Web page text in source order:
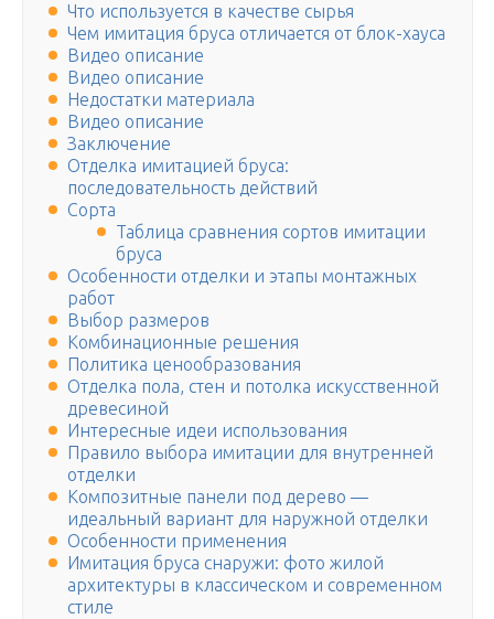
Что используется в качестве сырья
Чем имитация бруса отличается от блок-хауса
Видео описание
Видео описание
Недостатки материала
Видео описание
Заключение
Отделка имитацией бруса:
последовательность действий
Сорта
Таблица сравнения сортов имитации
бруса
Особенности отделки и этапы монтажных
работ
Выбор размеров
Комбинационные решения
Политика ценообразования
Отделка пола, стен и потолка искусственной
древесиной
Интересные идеи использования
Правило выбора имитации для внутренней
отделки
Композитные панели под дерево —
идеальный вариант для наружной отделки
Особенности применения
Имитация бруса снаружи: фото жилой
архитектуры в классическом и современном
стиле